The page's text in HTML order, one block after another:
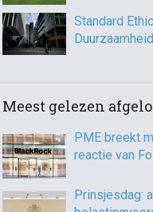
Standard
Meest gelezen
PME breekt
reactie van
Prinsjesdag: